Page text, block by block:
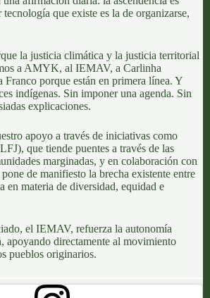
que existe es la de organizarse,
la justicia climática y la justicia territorial
a AMYK, al IEMAV, a Carlinha
Franco porque están en primera línea. Y
indígenas. Sin imponer una agenda. Sin
explicaciones.
apoyo a través de iniciativas como
, que tiende puentes a través de las
marginadas, y en colaboración con
pone de manifiesto la brecha existente entre
en materia de diversidad, equidad e
el IEMAV, refuerza la autonomía
apoyando directamente al movimiento
pueblos originarios.